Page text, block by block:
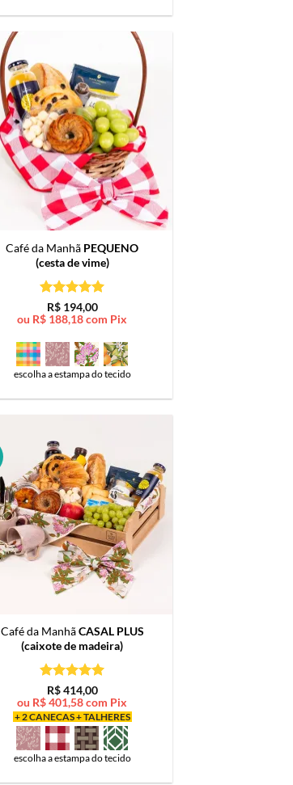
Café da Manhã PEQUENO
(cesta de vime)
Avaliação5
de 5
R$194,00
ou R$ 188,18com Pix
escolha a estampa do tecido
Café da ManhãCASAL PLUS
(caixote de madeira)
Avaliação5
de 5
R$414,00
ou R$401,58com Pix
+ 2 CANECAS + TALHERES
escolha a estampa do tecido